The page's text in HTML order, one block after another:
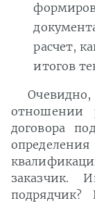
расчет,
итогов
отношении
договора
заказчик.